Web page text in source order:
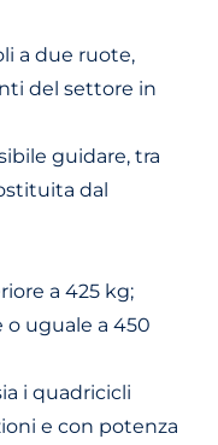
a due ruote,
del settore in
guidare, tra
dal
a 425 kg;
o uguale a 450
i quadricicli
e con potenza